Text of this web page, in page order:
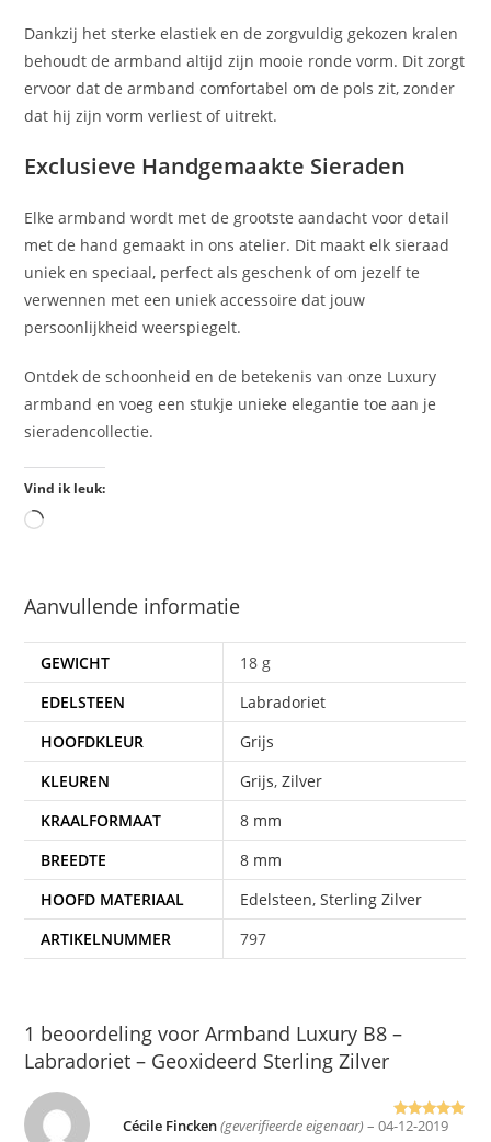
Dankzij het sterke elastiek en de zorgvuldig gekozen kralen
behoudt de armband altijd zijn mooie ronde vorm. Dit zorgt
ervoor dat de armband comfortabel om de pols zit, zonder
dat hij zijn vorm verliest of uitrekt.
Exclusieve Handgemaakte Sieraden
Elke armband wordt met de grootste aandacht voor detail
met de hand gemaakt in ons atelier. Dit maakt elk sieraad
uniek en speciaal, perfect als geschenk of om jezelf te
verwennen met een uniek accessoire dat jouw
persoonlijkheid weerspiegelt.
Ontdek de schoonheid en de betekenis van onze Luxury
armband en voeg een stukje unieke elegantie toe aan je
sieradencollectie.
Vind ik leuk:
Aanvullende informatie
GEWICHT
18 g
EDELSTEEN
Labradoriet
HOOFDKLEUR
Grijs
KLEUREN
Grijs,Zilver
KRAALFORMAAT
8 mm
BREEDTE
8 mm
HOOFD MATERIAAL
Edelsteen,Sterling Zilver
ARTIKELNUMMER
797
1 beoordeling voorArmband Luxury B8 –
Labradoriet – Geoxideerd Sterling Zilver
Gewaardeer
Cécile Fincken(geverifieerde eigenaar) – 04-12-2019